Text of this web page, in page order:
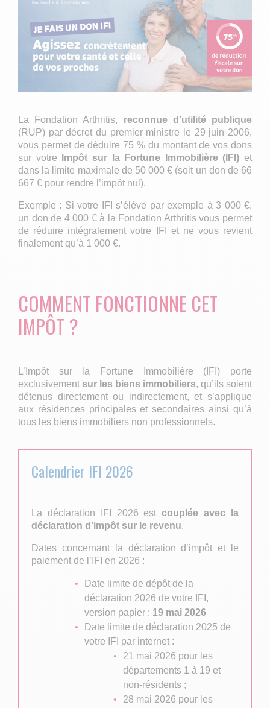
La Fondation Arthritis, reconnue d’utilité publique
(RUP) par décret du premier ministre le 29 juin 2006,
vous permet de déduire 75 % du montant de vos dons
sur votre
Impôt sur la Fortune Immobilière (IFI) et
dans la limite maximale de 50 000 € (soit un don de 66
667 € pour rendre l’impôt nul).
Exemple : Si votre IFI s’élève par exemple à 3 000 €,
un don de 4 000 € à la Fondation Arthritis vous permet
de réduire intégralement votre IFI et ne vous revient
finalement qu’à 1 000 €.
COMMENT FONCTIONNE CET
IMPÔT ?
L’Impôt sur la Fortune Immobilière (IFI) porte
exclusivement sur les biens immobiliers, qu’ils soient
détenus directement ou indirectement, et s’applique
aux résidences principales et secondaires ainsi qu’à
tous les biens immobiliers non professionnels.
Calendrier IFI 2026
La déclaration IFI 2026 estcouplée avec la
déclaration d’impôt sur le revenu.
Dates concernant la déclaration d’impôt et le
paiement de l’IFI en 2026 :
Date limite de dépôt de la
déclaration 2026 de votre IFI,
version papier : 19 mai 2026
Date limite de déclaration 2025 de
votre IFI par internet :
21 mai 2026 pour les
départements 1 à 19 et
non-résidents ;
28 mai 2026 pour les